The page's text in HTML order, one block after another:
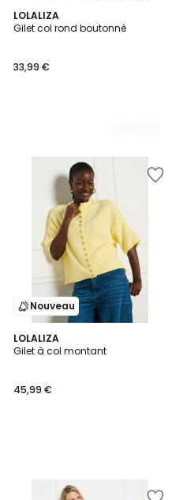
LOLALIZA
Gilet col rond boutonné
33,99 €
4
Couleurs
Nouveau
LOLALIZA
Gilet à col montant
45,99 €